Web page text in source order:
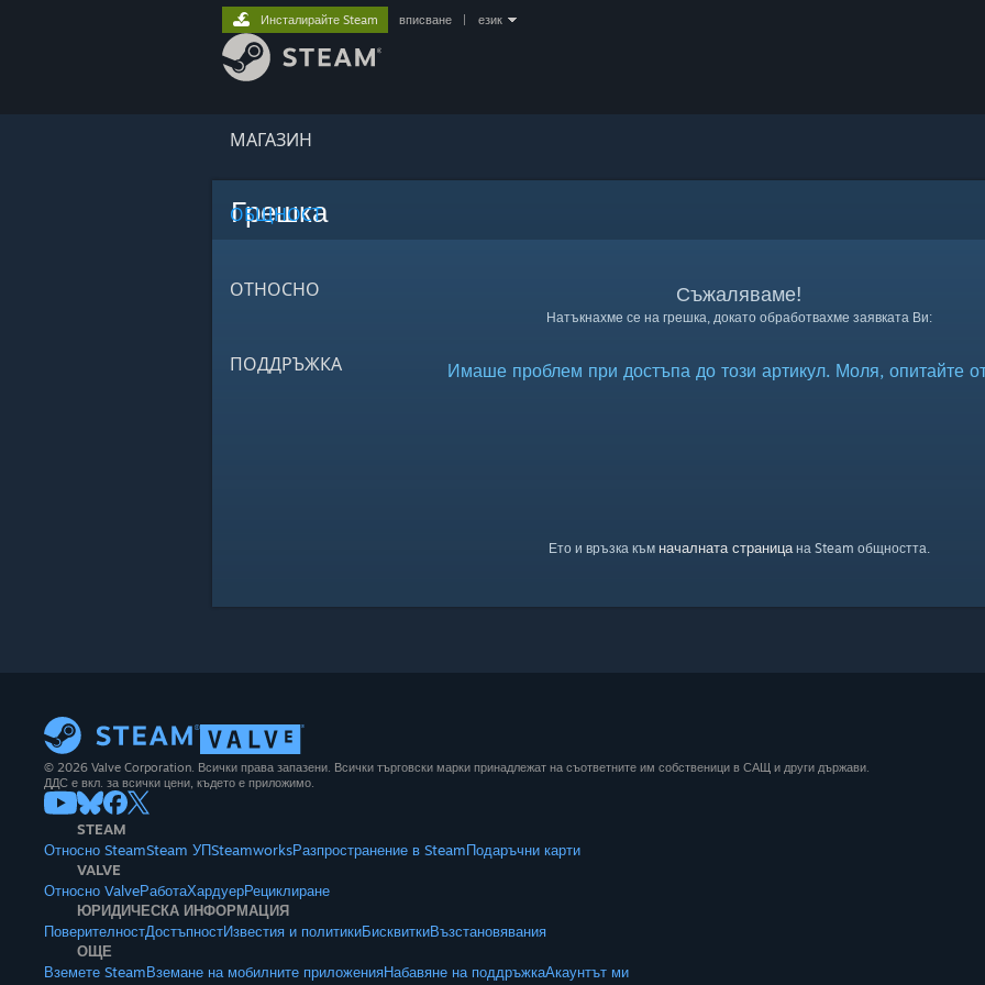
МАГАЗИН
ОБЩНОСТ
ОТНОСНО
ПОДДРЪЖКА
Инсталирайте Steam вписване език
Грешка
Съжаляваме!
Натъкнахме се на грешка, докато обработвахме заявката Ви:
Имаше проблем при достъпа до този артикул. Моля, опитайте
Ето и връзка към началната страницана Steam общността.
© 2026 Valve Corporation. Всички права запазени. Всички търговски марки принадлежат на съответните им собственици в САЩ и други държави.
ДДС е вкл. за всички цени, където е приложимо.
STEAM
Относно SteamSteam УПSteamworksРазпространение в SteamПодаръчни карти
VALVE
Относно ValveРаботаХардуерРециклиране
ЮРИДИЧЕСКА ИНФОРМАЦИЯ
ПоверителностДостъпностИзвестия и политикиБисквиткиВъзстановявания
ОЩЕ
Вземете SteamВземане на мобилните приложенияНабавяне на поддръжкаАкаунтът ми